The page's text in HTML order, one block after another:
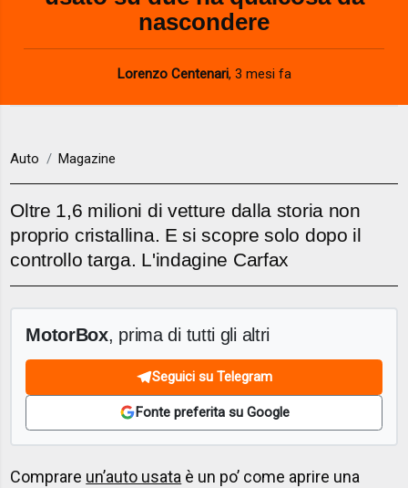
nascondere
Lorenzo Centenari, 3 mesi fa
Auto Magazine
Oltre 1,6 milioni di vetture dalla storia non
proprio cristallina. E si scopre solo dopo il
controllo targa. L'indagine Carfax
MotorBox, prima di tutti gli altri
Seguici su Telegram
Fonte preferita su Google
Comprare un’auto usata è un po’ come aprire una